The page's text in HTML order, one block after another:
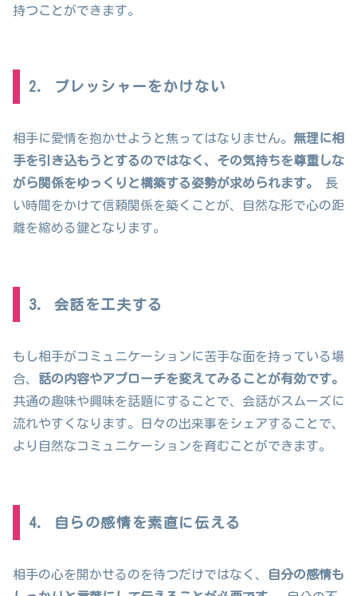
持つことができます。
2. プレッシャーをかけない
相手に愛情を抱かせようと焦ってはなりません。 無理に相
手を引き込もうとするのではなく、その気持ちを尊重しな
がら関係をゆっくりと構築する姿勢が求められます。
長
い時間をかけて信頼関係を築くことが、自然な形で心の距
離を縮める鍵となります。
3. 会話を工夫する
もし相手がコミュニケーションに苦手な面を持っている場
合、 話の内容やアプローチを変えてみることが有効です。
共通の趣味や興味を話題にすることで、会話がスムーズに
流れやすくなります。日々の出来事をシェアすることで、
より自然なコミュニケーションを育むことができます。
4. 自らの感情を素直に伝える
相手の心を開かせるのを待つだけではなく、
自分の感情も